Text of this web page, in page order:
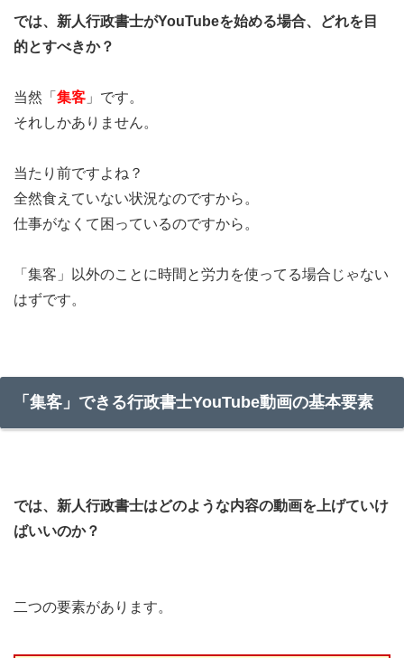
では、新人行政書士がYouTubeを始める場合、どれを目
的とすべきか？
当然「 集客 」です。
それしかありません。
当たり前ですよね？
全然食えていない状況なのですから。
仕事がなくて困っているのですから。
「集客」以外のことに時間と労力を使ってる場合じゃない
はずです。
「集客」できる行政書士YouTube動画の基本要素
では、新人行政書士はどのような内容の動画を上げていけ
ばいいのか？
二つの要素があります。